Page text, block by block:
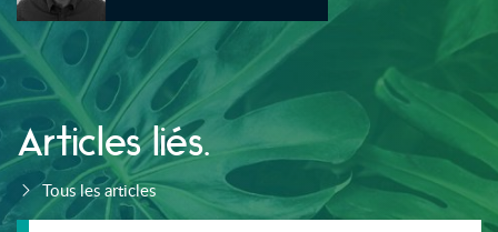
Articles liés.
Tous les articles